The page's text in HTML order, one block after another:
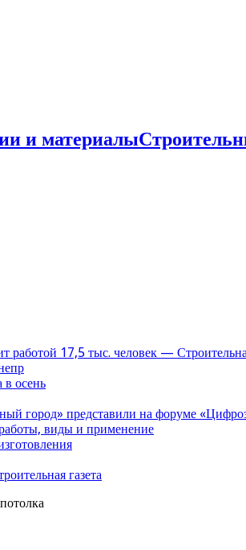
17,5 тыс. человек —
в осень
город» представили на форуме
виды и применение
газета